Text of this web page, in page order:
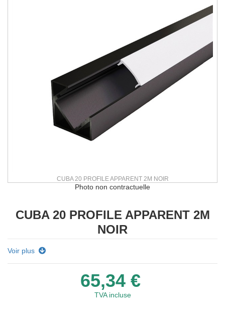
CUBA 20 PROFILE APPARENT 2M NOIR
Photo non contractuelle
CUBA 20 PROFILE APPARENT 2M
NOIR
Voir plus
65,34 €
TVA incluse